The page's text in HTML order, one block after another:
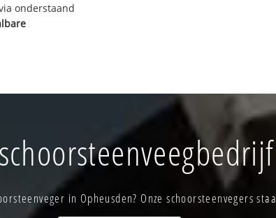
onderstaand
in Opheusden? Onze schoorsteenvegers